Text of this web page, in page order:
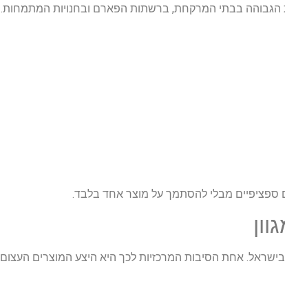
הגבוהה בבתי המרקחת, ברשתות הפארם ובחנויות המתמחות.
ספציפיים מבלי להסתמך על מוצר אחד בלבד.